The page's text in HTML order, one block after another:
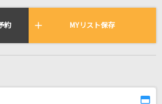
で歌われている曲の一覧
ー
約 MYリスト保存